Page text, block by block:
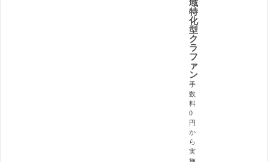
特
化
型
ク
ラ
フ
ァ
ン
手
数
料
0
円
か
ら
実
施